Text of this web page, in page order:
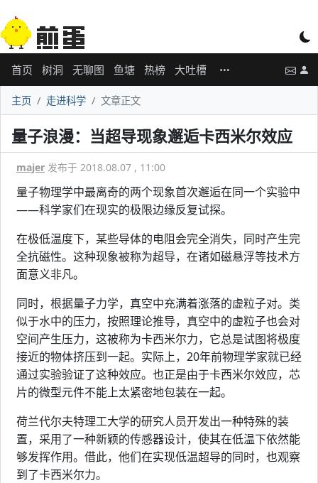
首页 树洞 无聊图 鱼塘 热榜 大吐槽
主页 走进科学 文章正文
量子浪漫：当超导现象邂逅卡西米尔效应
majer 发布于 2018.08.07 , 11:00
量子物理学中最离奇的两个现象首次邂逅在同一个实验中
——科学家们在现实的极限边缘反复试探。
在极低温度下，某些导体的电阻会完全消失，同时产生完
全抗磁性。这种现象被称为超导，在诸如磁悬浮等技术方
面意义非凡。
同时，根据量子力学，真空中充满着涨落的虚粒子对。类
似于水中的压力，按照理论推导，真空中的虚粒子也会对
空间产生压力，这被称为卡西米尔力，它总是试图将极度
接近的物体挤压到一起。实际上，20年前物理学家就已经
通过实验验证了这种效应。也正是由于卡西米尔效应，芯
片的微型元件不能上太紧密地包装在一起。
荷兰代尔夫特理工大学的研究人员开发出一种特殊的装
置，采用了一种新颖的传感器设计，使其在低温下依然能
够发挥作用。借此，他们在实现低温超导的同时，也观察
到了卡西米尔力。